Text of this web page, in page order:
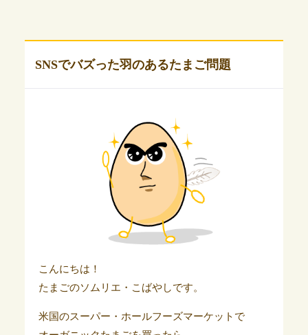
SNSでバズった羽のあるたまご問題
こんにちは！
たまごのソムリエ・こばやしです。
米国のスーパー・ホールフーズマーケットで